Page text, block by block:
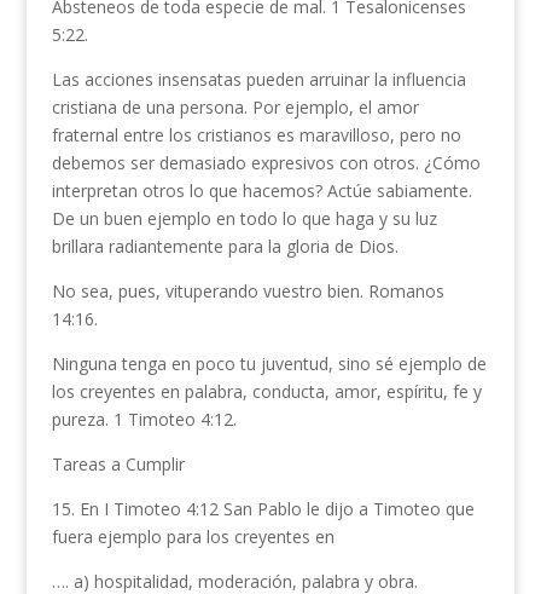
Absteneos de toda especie de mal. 1 Tesaloni­censes
5:22.
Las acciones insensatas pueden arruinar la influen­cia
cristiana de una persona. Por ejemplo, el amor
fraternal entre los cristianos es maravilloso, pero no
debemos ser demasiado expresivos con otros. ¿Cómo
interpretan otros lo que hacemos? Actúe sabiamente.
De un buen ejemplo en todo lo que haga y su luz
brillara radiantemente para la gloria de Dios.
No sea, pues, vituperando vuestro bien. Roma­nos
14:16.
Ninguna tenga en poco tu juventud, sino sé ejemplo de
los creyentes en palabra, conducta, amor, espíritu, fe y
pureza. 1 Timoteo 4:12.
Tareas a Cumplir
15. En I Timoteo 4:12 San Pablo le dijo a Timoteo que
fuera ejemplo para los creyentes en
…. a) hospitalidad, moderación, palabra y obra.